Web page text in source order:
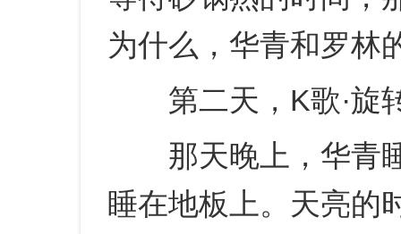
为什么，华青和罗林
第二天，K歌·旋
那天晚上，华青睡
睡在地板上。天亮的